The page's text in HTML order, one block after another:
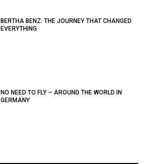
BERTHA BENZ: THE JOURNEY THAT CHANGED
EVERYTHING
NO NEED TO FLY – AROUND THE WORLD IN
GERMANY